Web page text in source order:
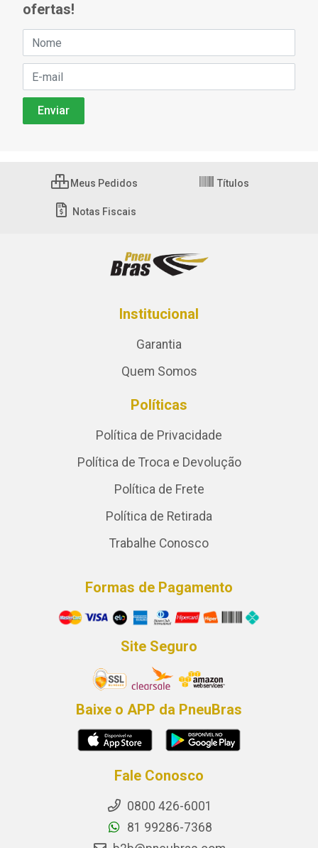
ofertas!
Meus Pedidos Títulos
Notas Fiscais
Institucional
Garantia
Quem Somos
Políticas
Política de Privacidade
Política de Troca e Devolução
Política de Frete
Política de Retirada
Trabalhe Conosco
Formas de Pagamento
Site Seguro
Baixe o APP da PneuBras
Fale Conosco
0800 426-6001
81 99286-7368